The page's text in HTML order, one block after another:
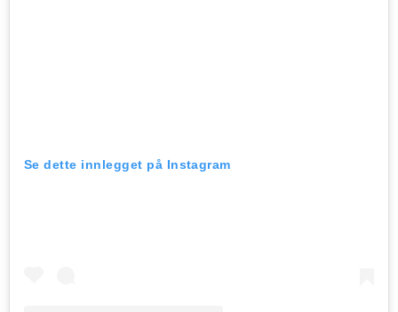
Se dette innlegget på Instagram